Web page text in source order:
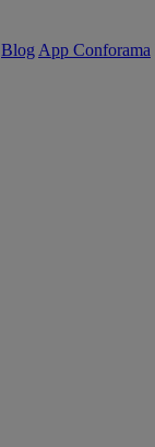
Blog App Conforama